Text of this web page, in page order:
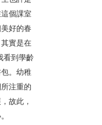
個課室
好的春
實是在
看到學齡
。幼稚
注重的
故此，